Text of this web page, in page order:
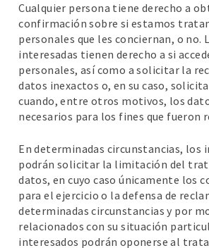
Cualquier persona tiene derecho a
confirmación sobre si estamos
personales que les conciernan, o no.
interesadas tienen derecho a si
personales, así como a solicitar la
datos inexactos o, en su caso,
cuando, entre otros motivos, los
necesarios para los fines que fueron
En determinadas circunstancias, los
podrán solicitar la limitación del
datos, en cuyo caso únicamente los
para el ejercicio o la defensa de
determinadas circunstancias y por
relacionados con su situación
interesados podrán oponerse al